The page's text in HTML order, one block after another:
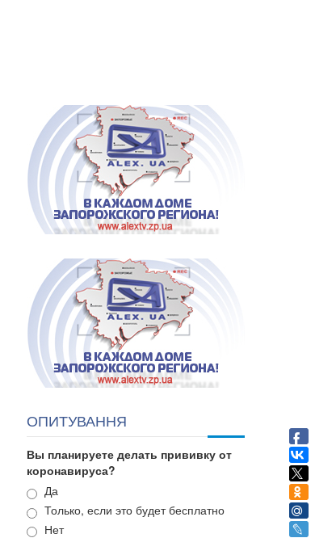
ОПИТУВАННЯ
Вы планируете делать прививку от
коронавируса?
Варианты
Да
Только, если это будет бесплатно
Нет